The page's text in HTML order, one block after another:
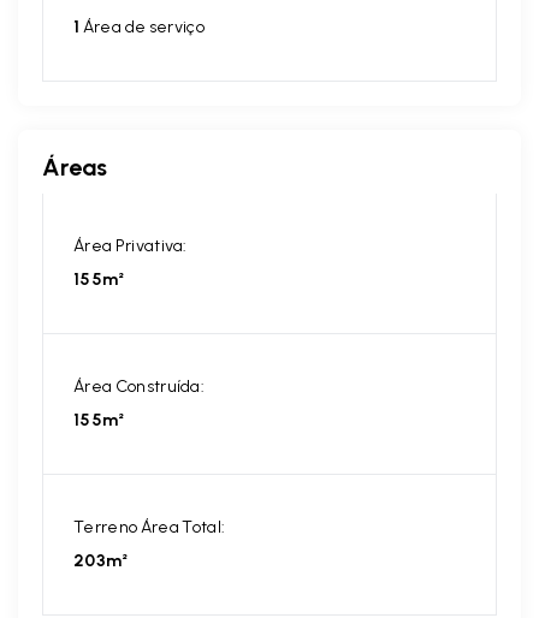
1 Área de serviço
Áreas
Área Privativa:
155m²
Área Construída:
155m²
Terreno Área Total:
203m²